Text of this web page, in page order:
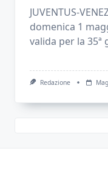
JUVENTUS-
domenica 1
valida per la 35ª
Redazione